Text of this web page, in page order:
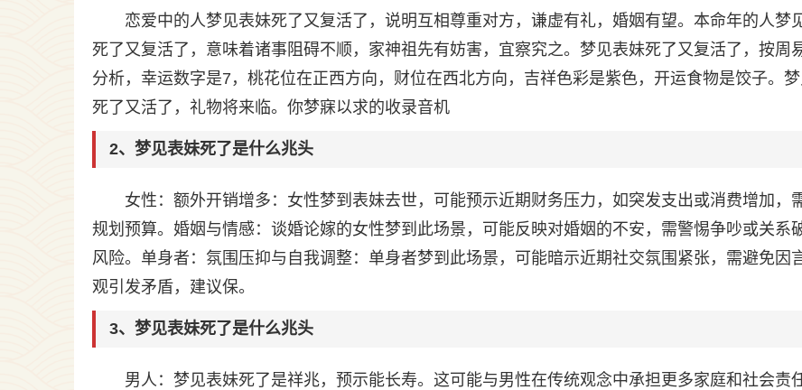
恋爱中的人梦见表妹死了又复活了，说明互相尊重对方，谦虚有礼，婚姻有望。本命年的人梦
死了又复活了，意味着诸事阻碍不顺，家神祖先有妨害，宜察究之。梦见表妹死了又复活了，按周
分析，幸运数字是7，桃花位在正西方向，财位在西北方向，吉祥色彩是紫色，开运食物是饺子。
死了又活了，礼物将来临。你梦寐以求的收录音机
2、梦见表妹死了是什么兆头
女性：额外开销增多：女性梦到表妹去世，可能预示近期财务压力，如突发支出或消费增加，
规划预算。婚姻与情感：谈婚论嫁的女性梦到此场景，可能反映对婚姻的不安，需警惕争吵或关系
风险。单身者：氛围压抑与自我调整：单身者梦到此场景，可能暗示近期社交氛围紧张，需避免因
观引发矛盾，建议保。
3、梦见表妹死了是什么兆头
男人：梦见表妹死了是祥兆，预示能长寿。这可能与男性在传统观念中承担更多家庭和社会责